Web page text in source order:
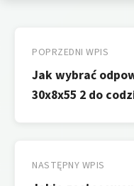
wpisu
POPRZEDNI WPIS
Jak wybrać
30x8x55 2 do
NASTĘPNY WPIS